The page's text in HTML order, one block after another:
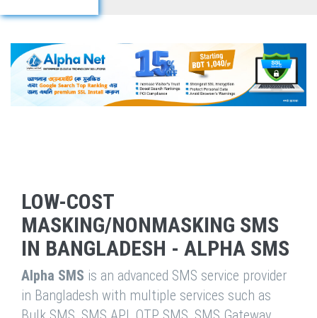
LOW-COST
MASKING/NONMASKING SMS
IN BANGLADESH - ALPHA SMS
Alpha SMS is an advanced SMS service provider
in Bangladesh with multiple services such as